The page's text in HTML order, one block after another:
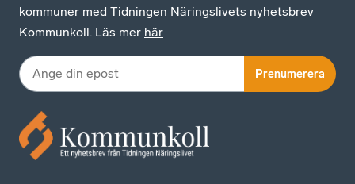
kommuner med Tidningen Näringslivets nyhetsbrev
Kommunkoll. Läs mer här
Prenumerera